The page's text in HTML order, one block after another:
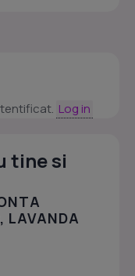
Log in
tine si
LAVANDA